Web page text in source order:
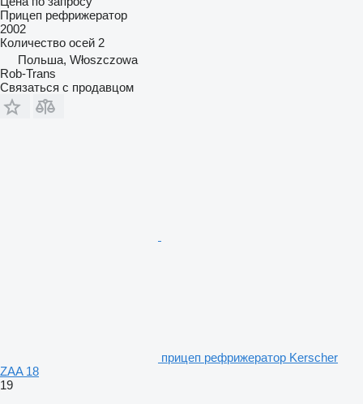
Прицеп рефрижератор
2002
Количество осей 2
Польша, Włoszczowa
Rob-Trans
Связаться с продавцом
прицеп рефрижератор Kerscher
ZAA 18
19